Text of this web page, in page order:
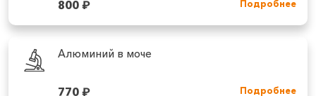
800₽ Подробнее
Алюминий в моче
770₽ Подробнее